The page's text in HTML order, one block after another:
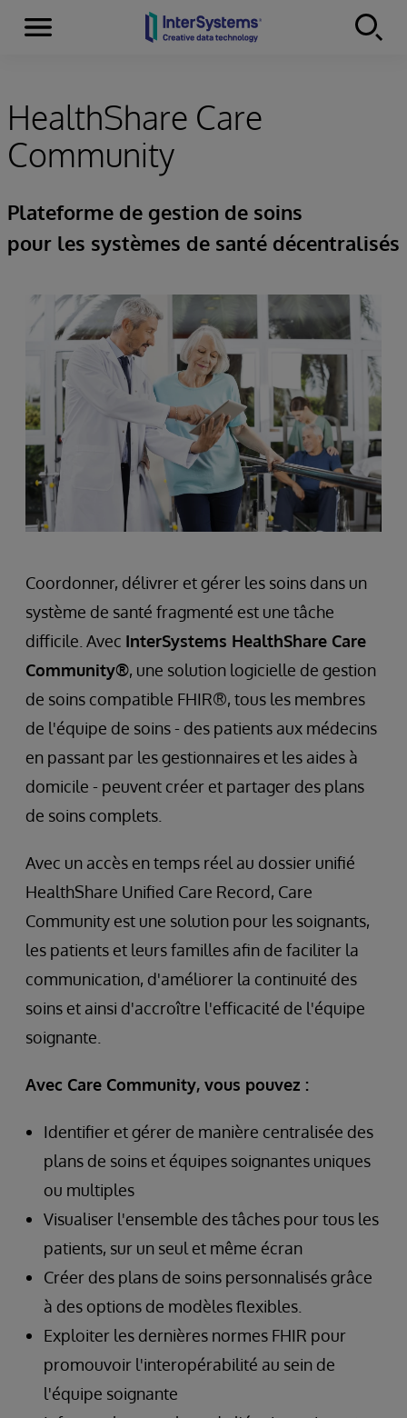
Skip to content
Menu
HealthShare Care
Community
Plateforme de gestion de soins
pour les systèmes de santé décentralisés
Coordonner, délivrer et gérer les soins dans un
système de santé fragmenté est une tâche
difficile. Avec InterSystems HealthShare Care
Community®, une solution logicielle de gestion
de soins compatible FHIR®, tous les membres
de l'équipe de soins - des patients aux médecins
en passant par les gestionnaires et les aides à
domicile - peuvent créer et partager des plans
de soins complets.
Avec un accès en temps réel au dossier unifié
HealthShare Unified Care Record, Care
Community est une solution pour les soignants,
les patients et leurs familles afin de faciliter la
communication, d'améliorer la continuité des
soins et ainsi d'accroître l'efficacité de l'équipe
soignante.
Avec Care Community, vous pouvez :
Identifier et gérer de manière centralisée des
plans de soins et équipes soignantes uniques
ou multiples
Visualiser l'ensemble des tâches pour tous les
patients, sur un seul et même écran
Créer des plans de soins personnalisés grâce
à des options de modèles flexibles.
Exploiter les dernières normes FHIR pour
promouvoir l'interopérabilité au sein de
l'équipe soignante